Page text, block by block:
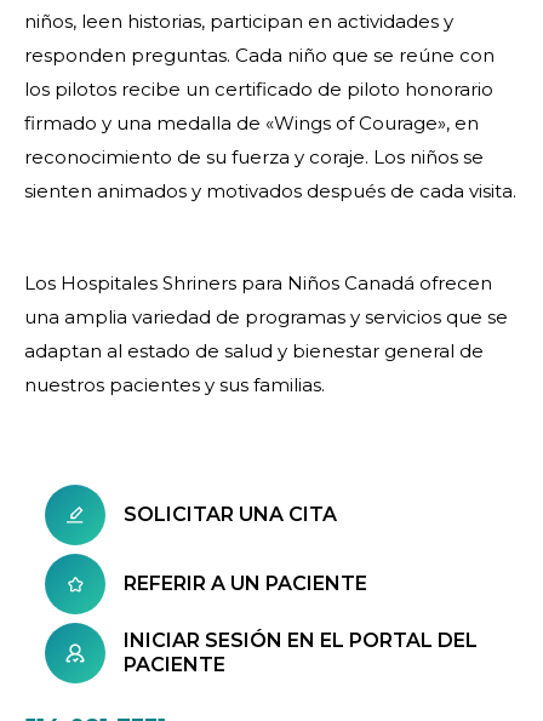
niños, leen historias, participan en actividades y
responden preguntas. Cada niño que se reúne con
los pilotos recibe un certificado de piloto honorario
firmado y una medalla de «Wings of Courage», en
reconocimiento de su fuerza y coraje. Los niños se
sienten animados y motivados después de cada visita.
Los Hospitales Shriners para Niños Canadá ofrecen
una amplia variedad de programas y servicios que se
adaptan al estado de salud y bienestar general de
nuestros pacientes y sus familias.
SOLICITAR UNA CITA
REFERIR A UN PACIENTE
INICIAR SESIÓN EN EL PORTAL DEL
PACIENTE